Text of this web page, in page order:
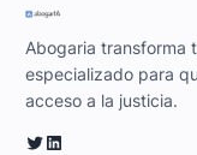
Abogaria transforma
especializado para
acceso a la justicia.
Twitter LinkedIn